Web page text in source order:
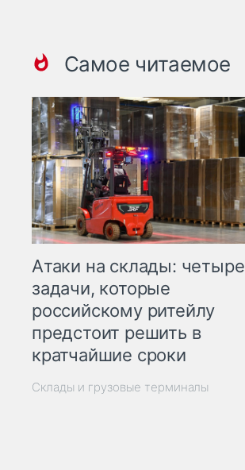
Самое читаемое
Атаки на склады: четыре
задачи, которые
российскому ритейлу
предстоит решить в
кратчайшие сроки
Склады и грузовые терминалы